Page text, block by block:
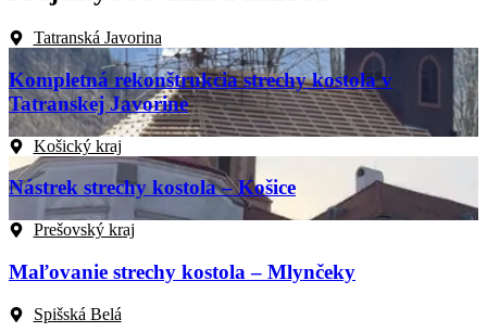
Tatranská Javorina
Kompletná rekonštrukcia strechy kostola v
Tatranskej Javorine
Košický kraj
Nástrek strechy kostola – Košice
Prešovský kraj
Maľovanie strechy kostola – Mlynčeky
Spišská Belá